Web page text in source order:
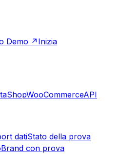
Demo ↗Inizia
WooCommerceAPI
datiStato della prova
Brand con prova